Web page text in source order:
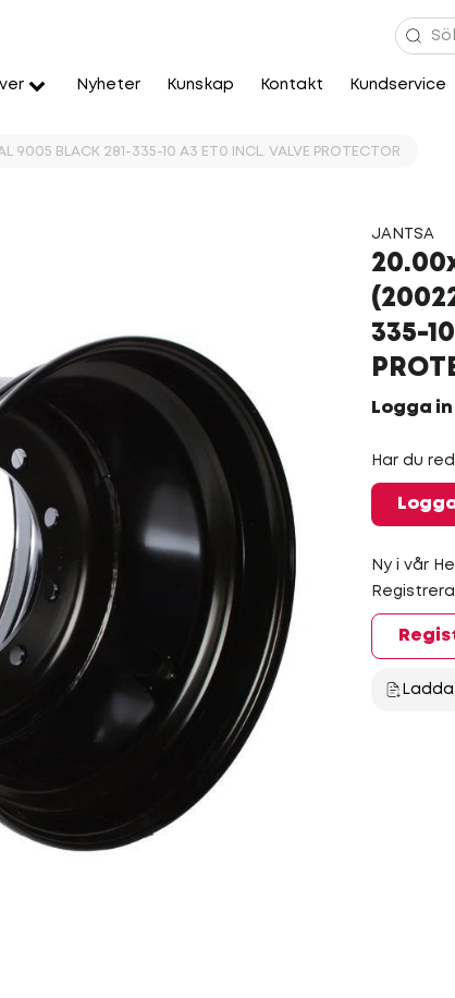
Nyheter Kunskap Kontakt Kundservice
9005 BLACK 281-335-10 A3 ET0 INCL. VALVE PROTECTOR
JANTSA
335-
Logga
Har du
Ny i vår